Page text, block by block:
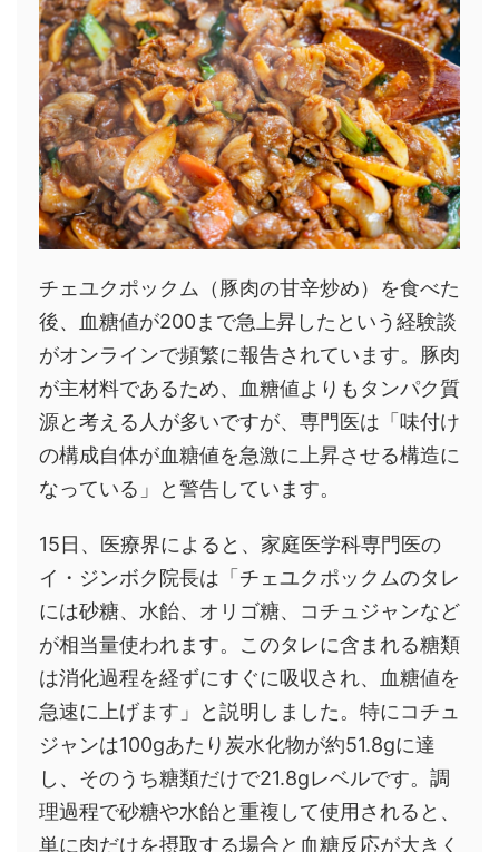
チェユクポックム（豚肉の甘辛炒め）を食べた
後、血糖値が200まで急上昇したという経験談
がオンラインで頻繁に報告されています。豚肉
が主材料であるため、血糖値よりもタンパク質
源と考える人が多いですが、専門医は「味付け
の構成自体が血糖値を急激に上昇させる構造に
なっている」と警告しています。
15日、医療界によると、家庭医学科専門医の
イ・ジンボク院長は「チェユクポックムのタレ
には砂糖、水飴、オリゴ糖、コチュジャンなど
が相当量使われます。このタレに含まれる糖類
は消化過程を経ずにすぐに吸収され、血糖値を
急速に上げます」と説明しました。特にコチュ
ジャンは100gあたり炭水化物が約51.8gに達
し、そのうち糖類だけで21.8gレベルです。調
理過程で砂糖や水飴と重複して使用されると、
単に肉だけを摂取する場合と血糖反応が大きく